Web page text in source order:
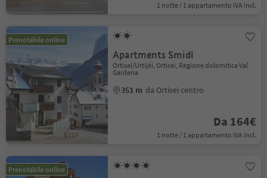
1 notte / 1 appartamento IVA incl.
Prenotabile online
Apartments Smidl
Ortisei/Urtijëi, Ortisei, Regione dolomitica Val
Gardena
351 m da Ortisei centro
Da 164€
1 notte / 1 appartamento IVA incl.
Prenotabile online